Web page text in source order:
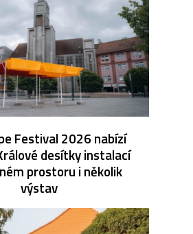
Festival 2026 nabízí
desítky instalací
prostoru i několik
výstav